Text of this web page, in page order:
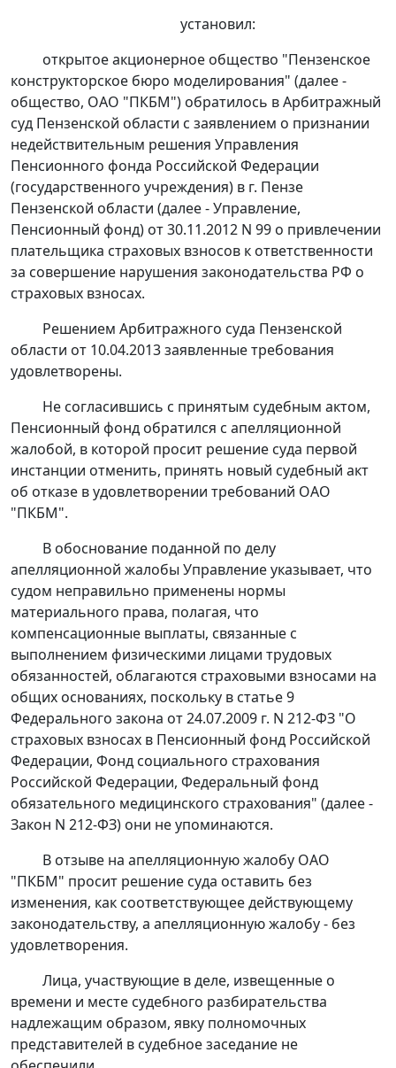
установил:
открытое акционерное общество "Пензенское
конструкторское бюро моделирования" (далее -
общество, ОАО "ПКБМ") обратилось в Арбитражный
суд Пензенской области с заявлением о признании
недействительным решения Управления
Пенсионного фонда Российской Федерации
(государственного учреждения) в г. Пензе
Пензенской области (далее - Управление,
Пенсионный фонд) от 30.11.2012 N 99 о привлечении
плательщика страховых взносов к ответственности
за совершение нарушения законодательства РФ о
страховых взносах.
Решением Арбитражного суда Пензенской
области от 10.04.2013 заявленные требования
удовлетворены.
Не согласившись с принятым судебным актом,
Пенсионный фонд обратился с апелляционной
жалобой, в которой просит решение суда первой
инстанции отменить, принять новый судебный акт
об отказе в удовлетворении требований ОАО
"ПКБМ".
В обоснование поданной по делу
апелляционной жалобы Управление указывает, что
судом неправильно применены нормы
материального права, полагая, что
компенсационные выплаты, связанные с
выполнением физическими лицами трудовых
обязанностей, облагаются страховыми взносами на
общих основаниях, поскольку в статье 9
Федерального закона от 24.07.2009 г. N 212-ФЗ "О
страховых взносах в Пенсионный фонд Российской
Федерации, Фонд социального страхования
Российской Федерации, Федеральный фонд
обязательного медицинского страхования" (далее -
Закон N 212-ФЗ) они не упоминаются.
В отзыве на апелляционную жалобу ОАО
"ПКБМ" просит решение суда оставить без
изменения, как соответствующее действующему
законодательству, а апелляционную жалобу - без
удовлетворения.
Лица, участвующие в деле, извещенные о
времени и месте судебного разбирательства
надлежащим образом, явку полномочных
представителей в судебное заседание не